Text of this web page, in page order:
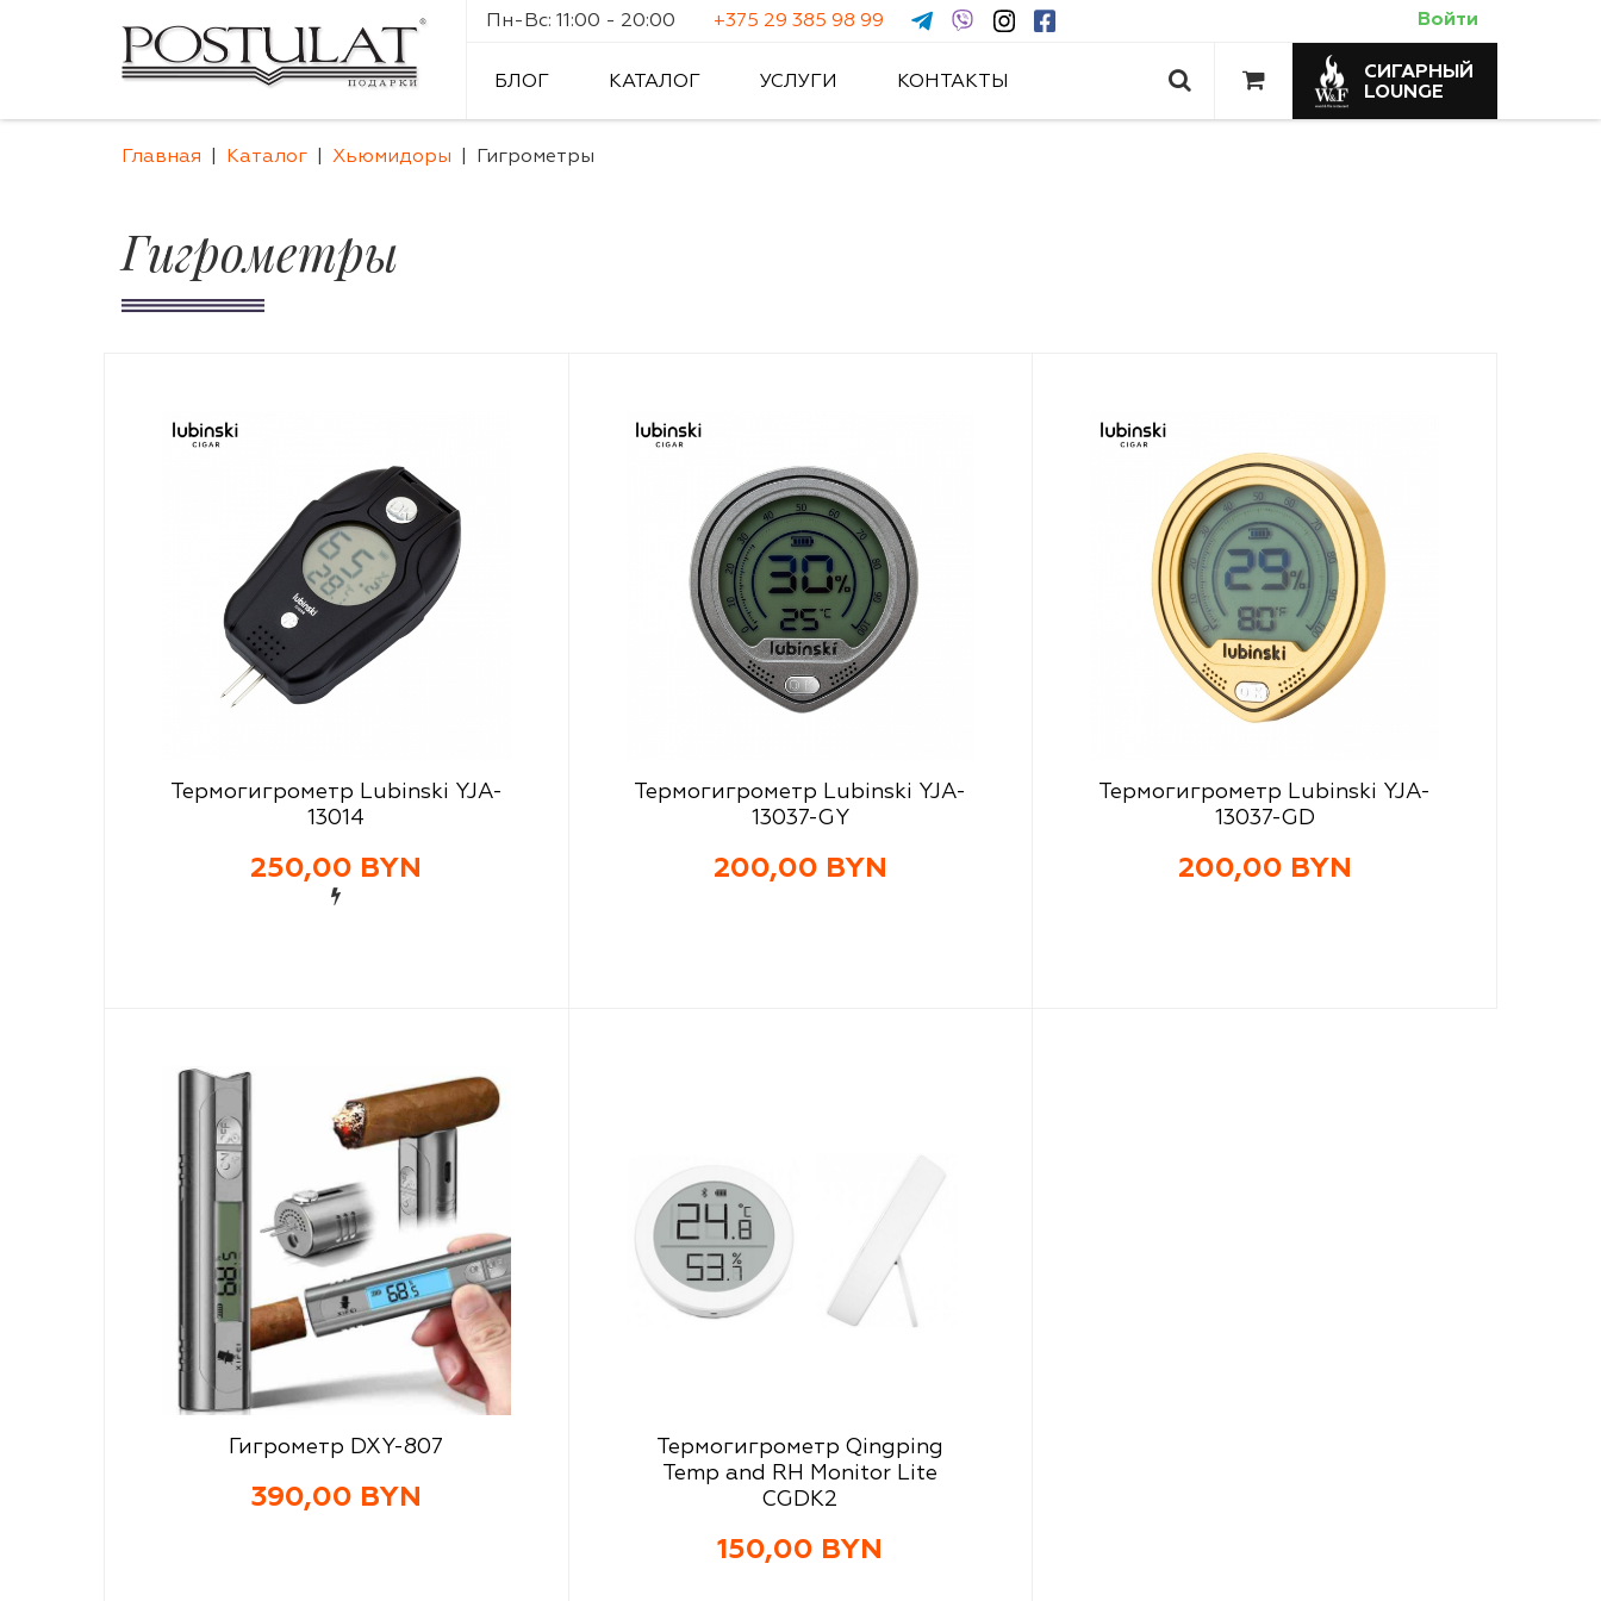
Пн-Вс: 11:00 - 20:00 +375 29 385 98 99 Войти
БЛОГ КАТАЛОГ УСЛУГИ КОНТАКТЫ
СИГАРНЫЙ
LOUNGE
Главная Каталог Хьюмидоры Гигрометры
Гигрометры
Термогигрометр Lubinski YJA-
13014
250,00 BYN
Термогигрометр Lubinski YJA-
13037-GY
200,00 BYN
Термогигрометр Lubinski YJA-
13037-GD
200,00 BYN
Гигрометр DXY-807
390,00 BYN
Термогигрометр Qingping
Temp and RH Monitor Lite
CGDK2
150,00 BYN